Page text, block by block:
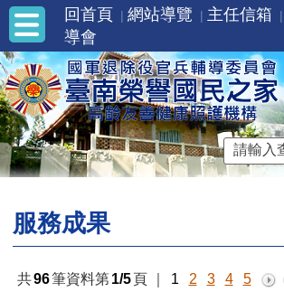
回首頁 網站導覽 主任信箱
導會
服務成果
共96筆資料第 1/5 頁 1 2 3 4 5